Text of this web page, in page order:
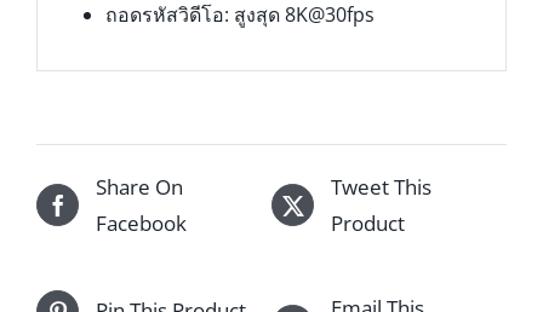
ถอดรหัสวิดีโอ: สูงสุด 8K@30fps
Share On
Facebook
Tweet This
Product